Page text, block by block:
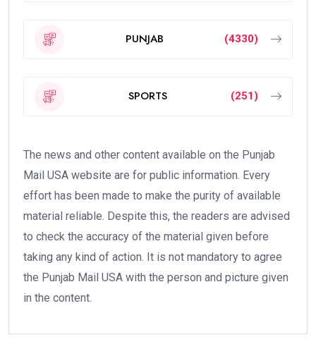
PUNJAB (4330)
SPORTS (251)
The news and other content available on the Punjab
Mail USA website are for public information. Every
effort has been made to make the purity of available
material reliable. Despite this, the readers are advised
to check the accuracy of the material given before
taking any kind of action. It is not mandatory to agree
the Punjab Mail USA with the person and picture given
in the content.